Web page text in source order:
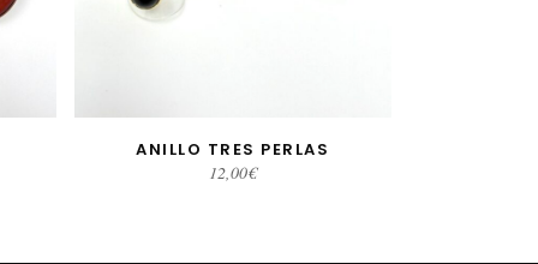
SELECCIONAR OPCIONES
ANILLO TRES PERLAS
12,00€